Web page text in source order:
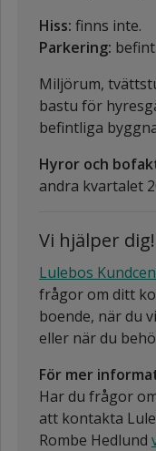
Hiss: finns inte.
Parkering:
Miljörum,
bastu för
befintliga
Hyror och
andra kvartalet
Vi hjälper dig!
Lulebos
frågor om ditt
boende, när du
eller när du
För mer
Har du frågor
att kontakta
Rombe Hedlund